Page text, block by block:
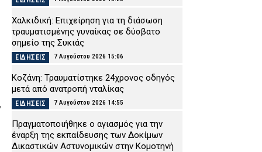
Χαλκιδική: Επιχείρηση για τη διάσωση
τραυματισμένης γυναίκας σε δύσβατο
σημείο της Συκιάς
ΕΙΔΗΣΕΙΣ 7 Αυγούστου 2026 15:06
Κοζάνη: Τραυματίστηκε 24χρονος οδηγός
μετά από ανατροπή νταλίκας
ΕΙΔΗΣΕΙΣ 7 Αυγούστου 2026 14:55
Πραγματοποιήθηκε ο αγιασμός για την
έναρξη της εκπαίδευσης των Δοκίμων
Δικαστικών Αστυνομικών στην Κομοτηνή